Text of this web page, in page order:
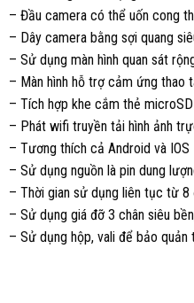
– Đầu camera có thể uốn cong
– Dây camera bằng sợi quang
– Sử dụng màn hình quan sát
– Màn hình hỗ trợ cảm ứng thao
– Tích hợp khe cắm thẻ
– Phát wifi truyền tải hình ảnh
– Tương thích cả Android và IOS
– Sử dụng nguồn là pin dung
– Thời gian sử dụng liên tục từ 8
– Sử dụng giá đỡ 3 chân siêu
– Sử dụng hộp, vali để bảo quản